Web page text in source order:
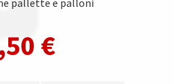
pallette e palloni
€